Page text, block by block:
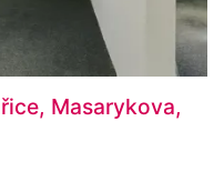
Masarykova,